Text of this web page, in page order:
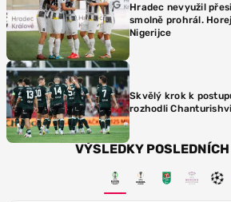
Hradec nevyužil
smolně prohrál.
Nigerijce
Skvělý krok k
rozhodli
VÝSLEDKY